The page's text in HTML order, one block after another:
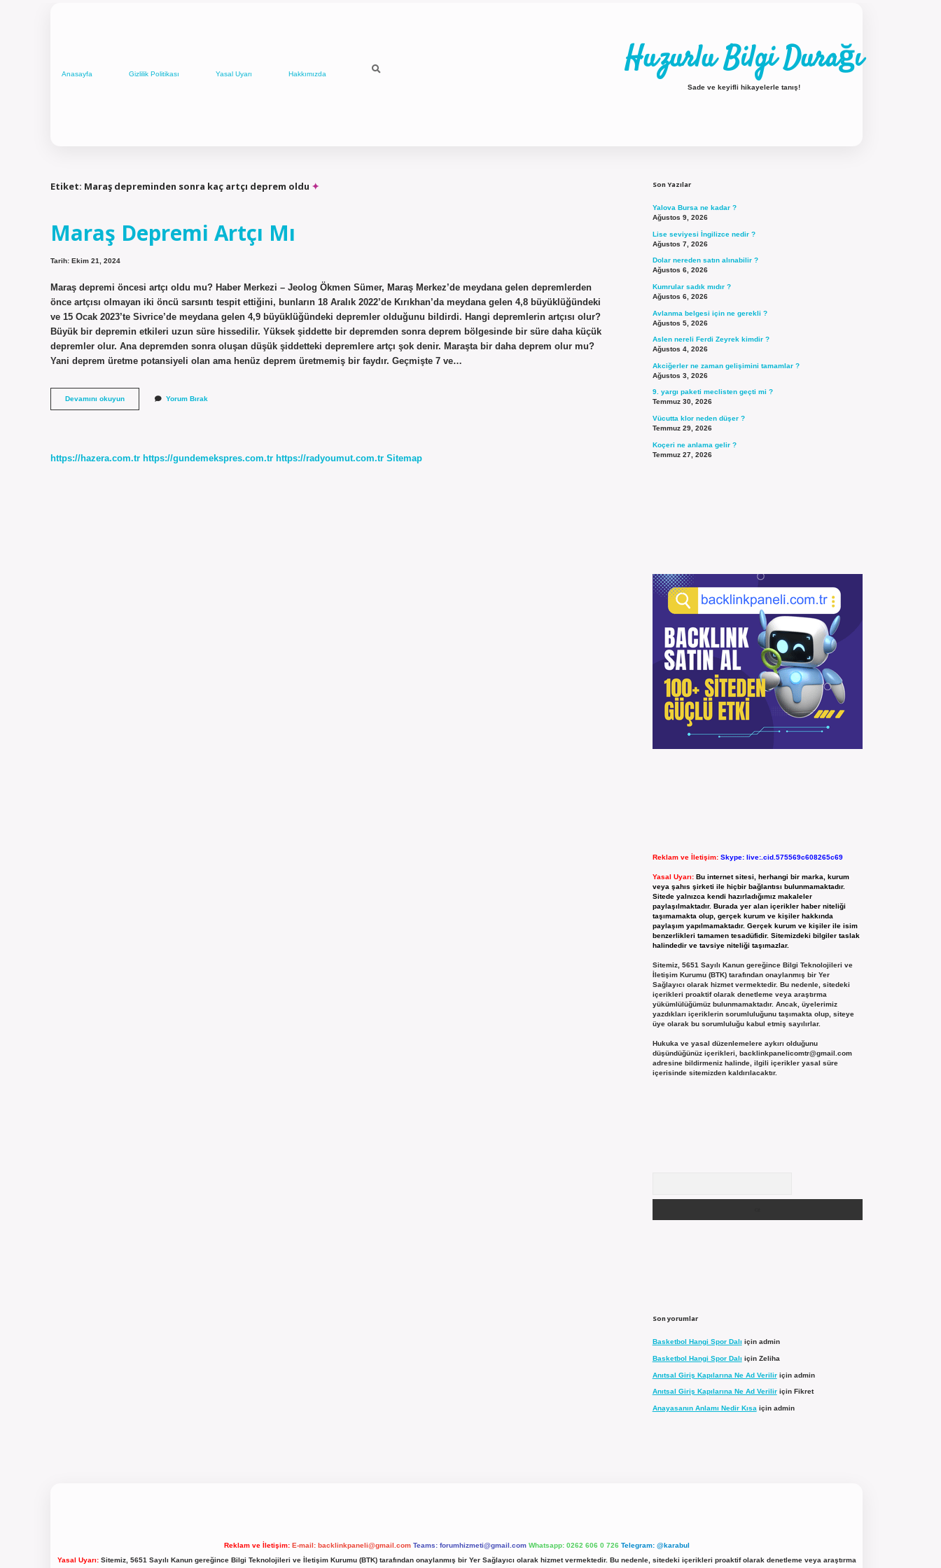
Anasayfa Gizlilik Politikası Yasal Uyarı Hakkımızda Huzurlu Bilgi Durağı
Sade ve keyifli hikayelerle tanış!
Etiket: Maraş depreminden sonra kaç artçı deprem oldu
Maraş Depremi Artçı Mı
Tarih: Ekim 21, 2024
Maraş depremi öncesi artçı oldu mu? Haber Merkezi – Jeolog Ökmen Sümer, Maraş Merkez’de meydana gelen depremlerden
önce artçısı olmayan iki öncü sarsıntı tespit ettiğini, bunların 18 Aralık 2022’de Kırıkhan’da meydana gelen 4,8 büyüklüğündeki
ve 15 Ocak 2023’te Sivrice’de meydana gelen 4,9 büyüklüğündeki depremler olduğunu bildirdi. Hangi depremlerin artçısı olur?
Büyük bir depremin etkileri uzun süre hissedilir. Yüksek şiddette bir depremden sonra deprem bölgesinde bir süre daha küçük
depremler olur. Ana depremden sonra oluşan düşük şiddetteki depremlere artçı şok denir. Maraşta bir daha deprem olur mu?
Yani deprem üretme potansiyeli olan ama henüz deprem üretmemiş bir faydır. Geçmişte 7 ve…
Devamını okuyunMaraş
Depremi
Yorum Bırak
https://hazera.com.tr https://gundemekspres.com.tr https://radyoumut.com.tr Sitemap
Son Yazılar
Yalova Bursa ne kadar ?
Ağustos 9, 2026
Lise seviyesi İngilizce nedir ?
Ağustos 7, 2026
Dolar nereden satın alınabilir ?
Ağustos 6, 2026
Kumrular sadık mıdır ?
Ağustos 6, 2026
Avlanma belgesi için ne gerekli ?
Ağustos 5, 2026
Aslen nereli Ferdi Zeyrek kimdir ?
Ağustos 4, 2026
Akciğerler ne zaman gelişimini tamamlar ?
Ağustos 3, 2026
9. yargı paketi meclisten geçti mi ?
Temmuz 30, 2026
Vücutta klor neden düşer ?
Temmuz 29, 2026
Koçeri ne anlama gelir ?
Temmuz 27, 2026
Reklam ve İletişim: Skype: live:.cid.575569c608265c69
Yasal Uyarı: Bu internet sitesi, herhangi bir marka, kurum
veya şahıs şirketi ile hiçbir bağlantısı bulunmamaktadır.
Sitede yalnızca kendi hazırladığımız makaleler
paylaşılmaktadır. Burada yer alan içerikler haber niteliği
taşımamakta olup, gerçek kurum ve kişiler hakkında
paylaşım yapılmamaktadır. Gerçek kurum ve kişiler ile isim
benzerlikleri tamamen tesadüfidir. Sitemizdeki bilgiler taslak
halindedir ve tavsiye niteliği taşımazlar.
Sitemiz, 5651 Sayılı Kanun gereğince Bilgi Teknolojileri ve
İletişim Kurumu (BTK) tarafından onaylanmış bir Yer
Sağlayıcı olarak hizmet vermektedir. Bu nedenle, sitedeki
içerikleri proaktif olarak denetleme veya araştırma
yükümlülüğümüz bulunmamaktadır. Ancak, üyelerimiz
yazdıkları içeriklerin sorumluluğunu taşımakta olup, siteye
üye olarak bu sorumluluğu kabul etmiş sayılırlar.
Hukuka ve yasal düzenlemelere aykırı olduğunu
düşündüğünüz içerikleri, backlinkpanelicomtr@gmail.com
adresine bildirmeniz halinde, ilgili içerikler yasal süre
içerisinde sitemizden kaldırılacaktır.
Son yorumlar
Basketbol Hangi Spor Dalı için admin
Basketbol Hangi Spor Dalı için Zeliha
Anıtsal Giriş Kapılarına Ne Ad Veriliriçin admin
Anıtsal Giriş Kapılarına Ne Ad Veriliriçin Fikret
Anayasanın Anlamı Nedir Kısa için admin
Reklam ve İletişim: E-mail: backlinkpaneli@gmail.com Teams: forumhizmeti@gmail.com Whatsapp: 0262 606 0 726 Telegram: @karabul
Yasal Uyarı:Sitemiz, 5651 Sayılı Kanun gereğince Bilgi Teknolojileri ve İletişim Kurumu (BTK) tarafından onaylanmış bir Yer Sağlayıcı olarak hizmet vermektedir. Bu nedenle, sitedeki içerikleri proaktif olarak denetleme veya araştırma